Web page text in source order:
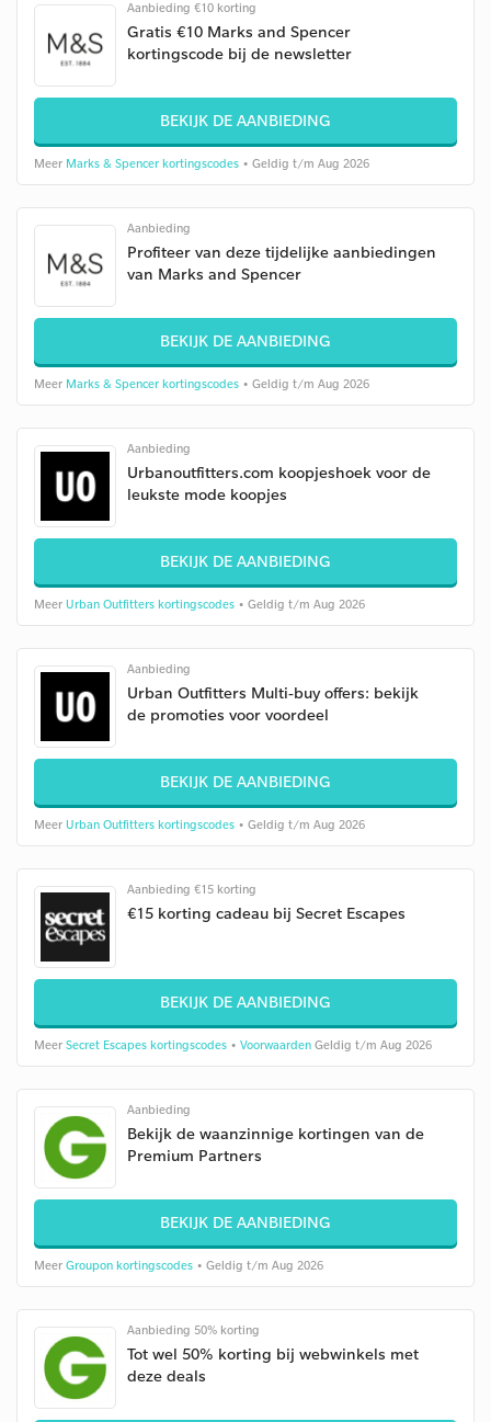
Aanbieding €10 korting
Gratis €10 Marks and Spencer
kortingscode bij de newsletter
BEKIJK DE AANBIEDING
Meer Marks & Spencer kortingscodes • Geldig t/m Aug 2026
Aanbieding
Profiteer van deze tijdelijke aanbiedingen
van Marks and Spencer
BEKIJK DE AANBIEDING
Meer Marks & Spencer kortingscodes • Geldig t/m Aug 2026
Aanbieding
Urbanoutfitters.com koopjeshoek voor de
leukste mode koopjes
BEKIJK DE AANBIEDING
Meer Urban Outfitters kortingscodes • Geldig t/m Aug 2026
Aanbieding
Urban Outfitters Multi-buy offers: bekijk
de promoties voor voordeel
BEKIJK DE AANBIEDING
Meer Urban Outfitters kortingscodes • Geldig t/m Aug 2026
Aanbieding €15 korting
€15 korting cadeau bij Secret Escapes
BEKIJK DE AANBIEDING
Meer Secret Escapes kortingscodes • Voorwaarden Geldig t/m Aug 2026
Aanbieding
Bekijk de waanzinnige kortingen van de
Premium Partners
BEKIJK DE AANBIEDING
Meer Groupon kortingscodes • Geldig t/m Aug 2026
Aanbieding 50% korting
Tot wel 50% korting bij webwinkels met
deze deals